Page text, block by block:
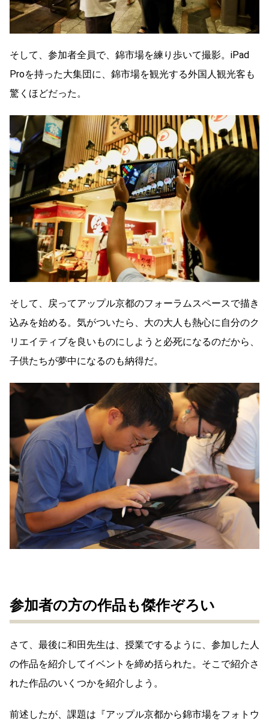
そして、参加者全員で、錦市場を練り歩いて撮影。iPad
Proを持った大集団に、錦市場を観光する外国人観光客も
驚くほどだった。
そして、戻ってアップル京都のフォーラムスペースで描き
込みを始める。気がついたら、大の大人も熱心に自分のク
リエイティブを良いものにしようと必死になるのだから、
子供たちが夢中になるのも納得だ。
参加者の方の作品も傑作ぞろい
さて、最後に和田先生は、授業でするように、参加した人
の作品を紹介してイベントを締め括られた。そこで紹介さ
れた作品のいくつかを紹介しよう。
前述したが、課題は『アップル京都から錦市場をフォトウ